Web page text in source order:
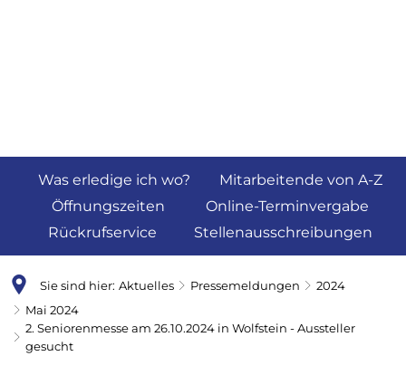
Was erledige ich wo?
Mitarbeitende von A-Z
Öffnungszeiten
Online-Terminvergabe
Rückrufservice
Stellenausschreibungen
Sie sind hier: Aktuelles Pressemeldungen
2024
Mai 2024
2. Seniorenmesse am 26.10.2024 in Wolfstein - Aussteller
gesucht